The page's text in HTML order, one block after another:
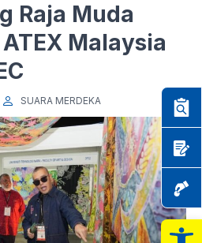
Raja Muda
Malaysia
SUARA MERDEKA